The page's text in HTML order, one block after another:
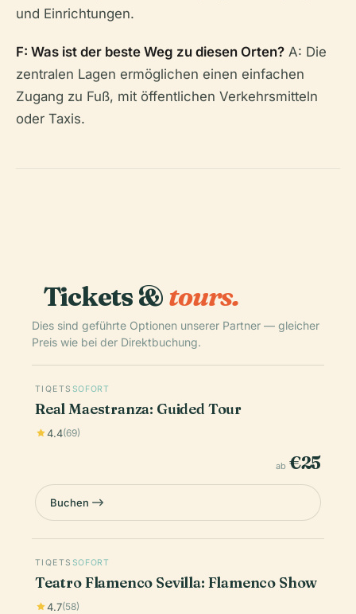
und Einrichtungen.
F: Was ist der beste Weg zu diesen Orten? A: Die
zentralen Lagen ermöglichen einen einfachen
Zugang zu Fuß, mit öffentlichen Verkehrsmitteln
oder Taxis.
Tickets &tours.
Dies sind geführte Optionen unserer Partner — gleicher
Preis wie bei der Direktbuchung.
TIQETS SOFORT
Real Maestranza: Guided Tour
4.4(69)
ab €25
Buchen
TIQETS SOFORT
Teatro Flamenco Sevilla: Flamenco Show
4.7(58)